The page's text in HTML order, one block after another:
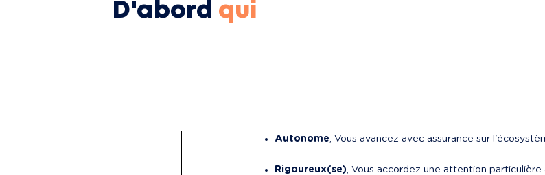
D'abord qui
Autonome, Vous avancez avec assurance sur
Rigoureux(se), Vous accordez une attention